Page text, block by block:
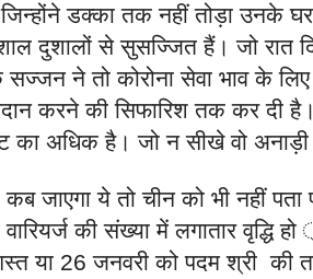
डक्का तक नहीं तोड़ा उनके घर
दुशालों से सुसज्जित हैं। जो रात
ने तो कोरोना सेवा भाव के
करने की सिफारिश तक कर दी
का अधिक है। जो न सीखे वो
कब जाएगा ये तो चीन को भी नहीं
वारियर्ज की संख्या में लगातार वृद्धि
या 26 जनवरी को पदम श्री की